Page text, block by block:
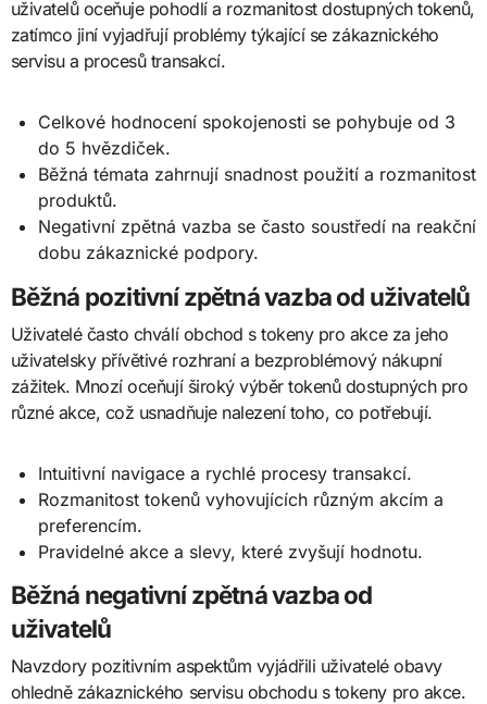
uživatelů oceňuje pohodlí a rozmanitost dostupných tokenů,
zatímco jiní vyjadřují problémy týkající se zákaznického
servisu a procesů transakcí.
Celkové hodnocení spokojenosti se pohybuje od 3
do 5 hvězdiček.
Běžná témata zahrnují snadnost použití a rozmanitost
produktů.
Negativní zpětná vazba se často soustředí na reakční
dobu zákaznické podpory.
Běžná pozitivní zpětná vazba od uživatelů
Uživatelé často chválí obchod s tokeny pro akce za jeho
uživatelsky přívětivé rozhraní a bezproblémový nákupní
zážitek. Mnozí oceňují široký výběr tokenů dostupných pro
různé akce, což usnadňuje nalezení toho, co potřebují.
Intuitivní navigace a rychlé procesy transakcí.
Rozmanitost tokenů vyhovujících různým akcím a
preferencím.
Pravidelné akce a slevy, které zvyšují hodnotu.
Běžná negativní zpětná vazba od
uživatelů
Navzdory pozitivním aspektům vyjádřili uživatelé obavy
ohledně zákaznického servisu obchodu s tokeny pro akce.